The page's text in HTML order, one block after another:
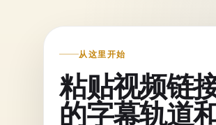
从这里开始
粘贴视频链
的字幕轨道